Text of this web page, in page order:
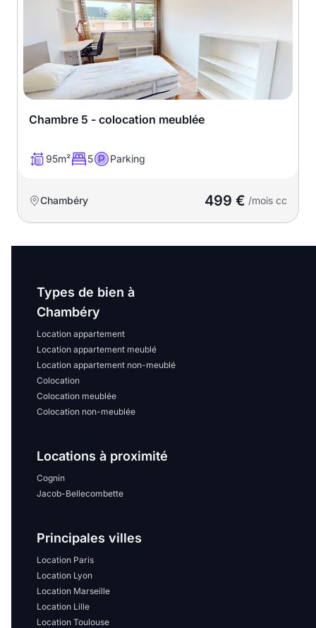
Chambre 5 - colocation meublée
95m² 5 Parking
Chambéry 499 € /mois cc
Types de bien à
Chambéry
Location appartement
Location appartement meublé
Location appartement non-meublé
Colocation
Colocation meublée
Colocation non-meublée
Locations à proximité
Cognin
Jacob-Bellecombette
Principales villes
Location Paris
Location Lyon
Location Marseille
Location Lille
Location Toulouse